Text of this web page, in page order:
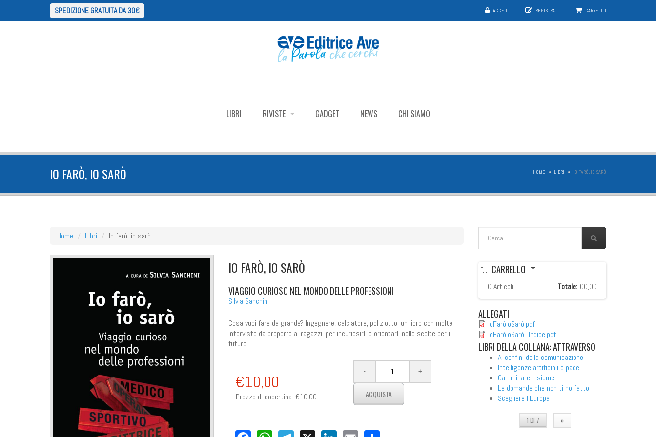
SPEDIZIONE GRATUITA DA 30€ ACCEDI REGISTRATI CARRELLO
LIBRI RIVISTE GADGET NEWS CHI SIAMO
IO FARÒ, IO SARÒ HOME LIBRI IO FARÒ, IO SARÒ
Home Libri Io farò, io sarò FORM DI RICERCA
IO FARÒ, IO SARÒ
VIAGGIO CURIOSO NEL MONDO DELLE PROFESSIONI
Silvia Sanchini
Cosa vuoi fare da grande? Ingegnere, calciatore, poliziotto: un libro con molte
interviste da proporre ai ragazzi, per incuriosirli e orientarli nelle scelte per il
futuro.
€10,00
Prezzo di copertina: €10,00
CARRELLO
0 Articoli Totale: €0,00
ALLEGATI
IoFaròIoSarò.pdf
IoFaròIoSarò_Indice.pdf
LIBRI DELLA COLLANA: ATTRAVERSO
Ai confini della comunicazione
Intelligenze artificiali e pace
Camminare insieme
Le domande che non ti ho fatto
Scegliere l'Europa
1 DI 7 »